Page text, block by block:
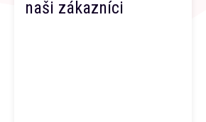
naši zákazníci